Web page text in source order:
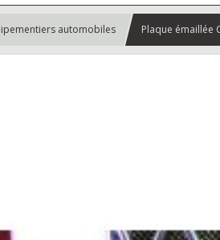
automobiles Plaque émaillée